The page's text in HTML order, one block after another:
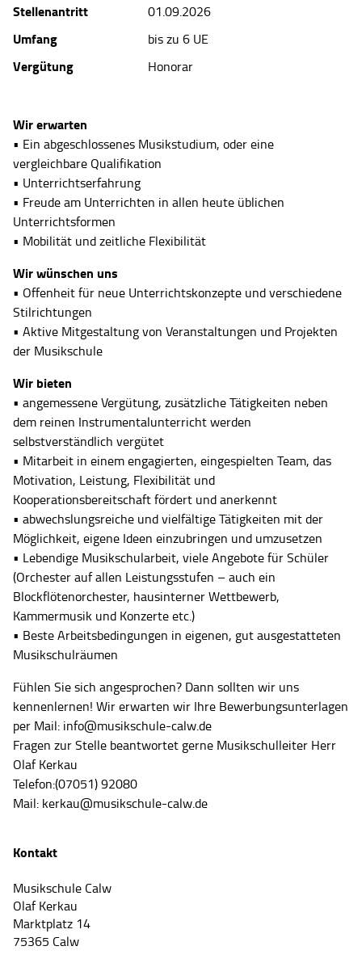
Stellenantritt 01.09.2026
Umfang bis zu 6 UE
Vergütung Honorar
Wir erwarten
• Ein abgeschlossenes Musikstudium, oder eine
vergleichbare Qualifikation
• Unterrichtserfahrung
• Freude am Unterrichten in allen heute üblichen
Unterrichtsformen
• Mobilität und zeitliche Flexibilität
Wir wünschen uns
• Offenheit für neue Unterrichtskonzepte und verschiedene
Stilrichtungen
• Aktive Mitgestaltung von Veranstaltungen und Projekten
der Musikschule
Wir bieten
• angemessene Vergütung, zusätzliche Tätigkeiten neben
dem reinen Instrumentalunterricht werden
selbstverständlich vergütet
• Mitarbeit in einem engagierten, eingespielten Team, das
Motivation, Leistung, Flexibilität und
Kooperationsbereitschaft fördert und anerkennt
• abwechslungsreiche und vielfältige Tätigkeiten mit der
Möglichkeit, eigene Ideen einzubringen und umzusetzen
• Lebendige Musikschularbeit, viele Angebote für Schüler
(Orchester auf allen Leistungsstufen – auch ein
Blockflötenorchester, hausinterner Wettbewerb,
Kammermusik und Konzerte etc.)
• Beste Arbeitsbedingungen in eigenen, gut ausgestatteten
Musikschulräumen
Fühlen Sie sich angesprochen? Dann sollten wir uns
kennenlernen! Wir erwarten wir Ihre Bewerbungsunterlagen
per Mail: info@musikschule-calw.de
Fragen zur Stelle beantwortet gerne Musikschulleiter Herr
Olaf Kerkau
Telefon:(07051) 92080
Mail: kerkau@musikschule-calw.de
Kontakt
Musikschule Calw
Olaf Kerkau
Marktplatz 14
75365 Calw